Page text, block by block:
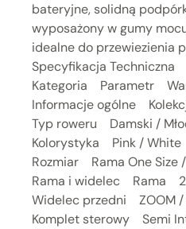
bateryjne, solidną
wyposażony w gumy
idealne do przewiezienia
Specyfikacja Techniczna
Kategoria Parametr
Informacje ogólne
Typ roweru Damski /
Kolorystyka Pink / White
Rozmiar Rama One Size /
Rama i widelec Rama
Widelec przedni ZOOM /
Komplet sterowy Semi